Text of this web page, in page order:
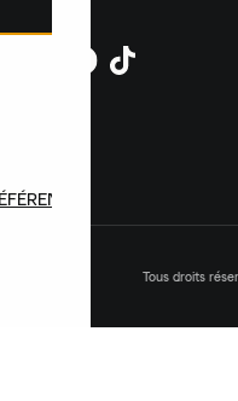
Tous droits